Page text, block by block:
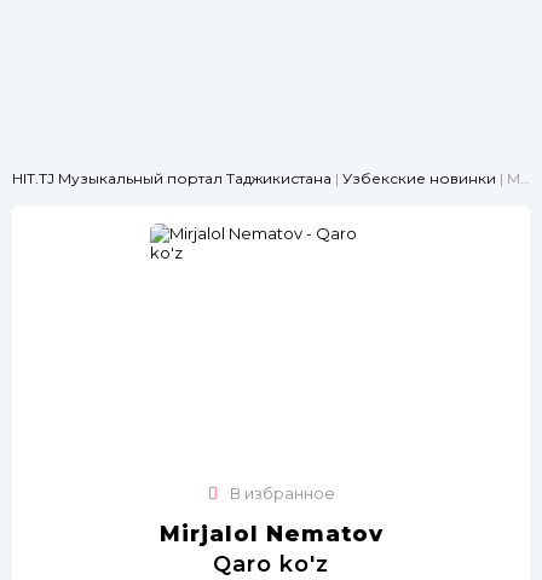
HIT.TJ Музыкальный портал Таджикистана | Узбекские новинки | Mirjalol Nematov - Qaro ko'z
В избранное
Mirjalol Nematov
Qaro ko'z